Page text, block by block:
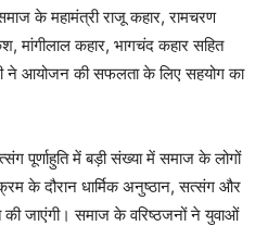
के महामंत्री राजू कहार, रामचरण
मांगीलाल कहार, भागचंद कहार सहित
आयोजन की सफलता के लिए सहयोग का
पूर्णाहुति में बड़ी संख्या में समाज के लोगों
के दौरान धार्मिक अनुष्ठान, सत्संग और
की जाएंगी। समाज के वरिष्ठजनों ने युवाओं